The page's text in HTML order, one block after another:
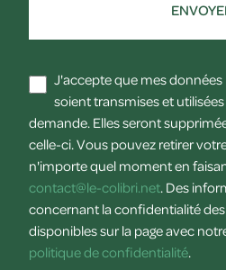
J'accepte que mes
soient transmises et
demande. Elles seront
celle-ci. Vous pouvez retirer
n'importe quel moment en
contact@le-colibri.net. Des
concernant la confidentialité
disponibles sur la page avec
politique de confidentialité.